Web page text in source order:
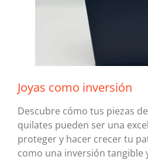
Joyas como inversión
Descubre cómo tus piezas
quilates pueden ser una
proteger y hacer crecer tu
como una inversión tangible